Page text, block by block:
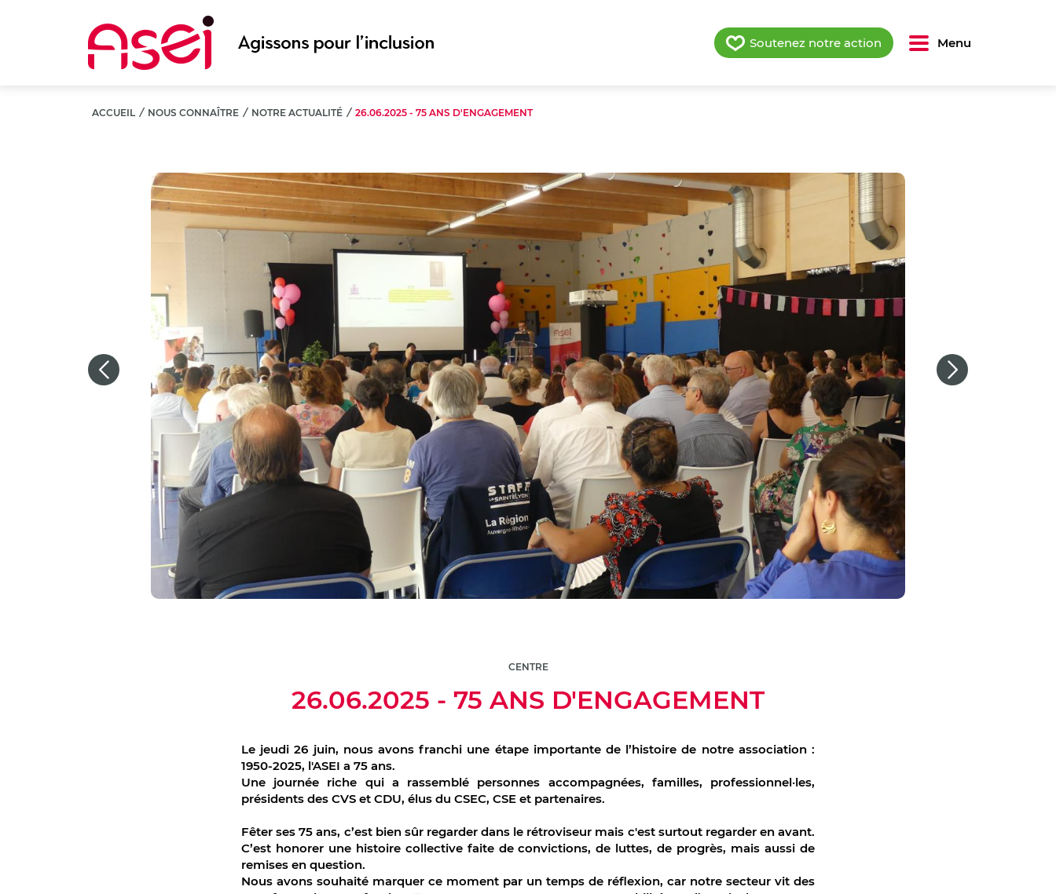
Soutenez notre action Menu
ACCUEIL / NOUS CONNAÎTRE / NOTRE ACTUALITÉ / 26.06.2025 - 75 ANS D'ENGAGEMENT
Previous
CENTRE
26.06.2025 - 75 ANS D'ENGAGEMENT
Le jeudi 26 juin, nous avons franchi une étape importante de l’histoire de notre association :
1950-2025, l'ASEI a 75 ans.
Une journée riche qui a rassemblé personnes accompagnées, familles, professionnel·les,
présidents des CVS et CDU, élus du CSEC, CSE et partenaires.
Fêter ses 75 ans, c’est bien sûr regarder dans le rétroviseur mais c'est surtout regarder en avant.
C’est honorer une histoire collective faite de convictions, de luttes, de progrès, mais aussi de
remises en question.
Nous avons souhaité marquer ce moment par un temps de réflexion, car notre secteur vit des